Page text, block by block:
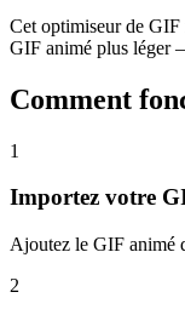
Cet optimiseur de GIF
GIF animé plus léger
Comment
1
Importez votre
Ajoutez le GIF animé
2